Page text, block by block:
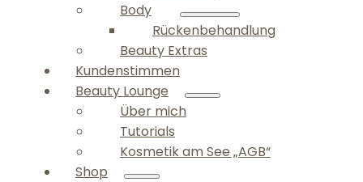
Body
Rückenbehandlung
Beauty Extras
Kundenstimmen
Beauty Lounge
Über mich
Tutorials
Kosmetik am See „AGB“
Shop